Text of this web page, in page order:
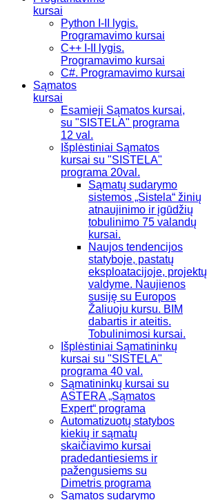
kursai
Python I-II lygis.
Programavimo kursai
C++ I-II lygis.
Programavimo kursai
C#. Programavimo kursai
Sąmatos
kursai
Esamieji Sąmatos kursai,
su "SISTELA" programa
12 val.
Išplėstiniai Sąmatos
kursai su "SISTELA"
programa 20val.
Sąmatų sudarymo
sistemos „Sistela“ žinių
atnaujinimo ir įgūdžių
tobulinimo 75 valandų
kursai.
Naujos tendencijos
statyboje, pastatų
eksploatacijoje, projektų
valdyme. Naujienos
susiję su Europos
Žaliuoju kursu. BIM
dabartis ir ateitis.
Tobulinimosi kursai.
Išplėstiniai Sąmatininkų
kursai su "SISTELA"
programa 40 val.
Sąmatininkų kursai su
ASTERA „Sąmatos
Expert“ programa
Automatizuotų statybos
kiekių ir sąmatų
skaičiavimo kursai
pradedantiesiems ir
pažengusiems su
Dimetris programa
Sąmatos sudarymo